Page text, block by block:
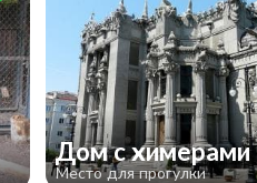
Дом с химерами
Место для прогулки